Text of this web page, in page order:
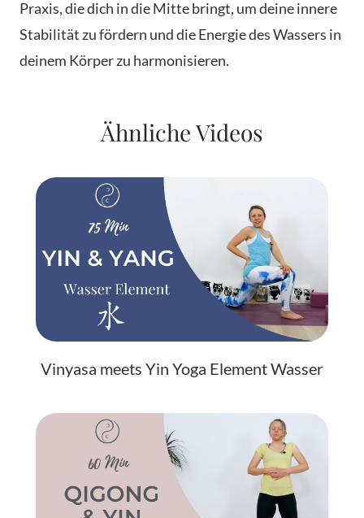
Praxis, die dich in die Mitte bringt, um deine innere
Stabilität zu fördern und die Energie des Wassers in
deinem Körper zu harmonisieren.
Ähnliche Videos
Vinyasa meets Yin Yoga Element Wasser